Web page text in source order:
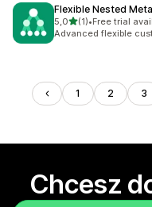
Flexible Nested
5,0na 5 gwiazdek
(1)
Łączna liczba
•Free trial
Advanced flexible
1 2 3
Chcesz